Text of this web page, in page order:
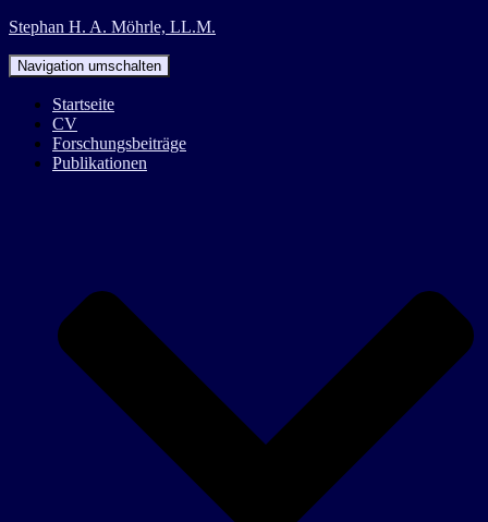
Stephan H. A. Möhrle, LL.M.
Navigation umschalten
Startseite
CV
Forschungsbeiträge
Publikationen